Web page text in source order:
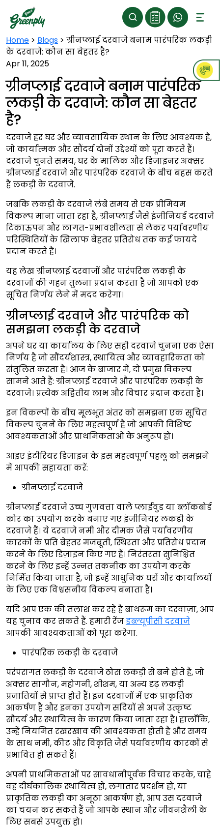
Home > Blogs > ग्रीनप्लाई दरवाजे बनाम पारंपरिक लकड़ी
के दरवाजे: कौन सा बेहतर है?
Apr 11, 2025
ग्रीनप्लाई दरवाजे बनाम पारंपरिक
लकड़ी के दरवाजे: कौन सा बेहतर
है?
दरवाजे हर घर और व्यावसायिक स्थान के लिए आवश्यक हैं,
जो कार्यात्मक और सौंदर्य दोनों उद्देश्यों को पूरा करते हैं।
दरवाजे चुनते समय, घर के मालिक और डिजाइनर अक्सर
ग्रीनप्लाई दरवाजे और पारंपरिक दरवाजे के बीच बहस करते
हैं लकड़ी के दरवाजे.
जबकि लकड़ी के दरवाजे लंबे समय से एक प्रीमियम
विकल्प माना जाता रहा है, ग्रीनप्लाई जैसे इंजीनियर्ड दरवाजे
टिकाऊपन और लागत-प्रभावशीलता से लेकर पर्यावरणीय
परिस्थितियों के खिलाफ बेहतर प्रतिरोध तक कई फायदे
प्रदान करते हैं।
यह लेख ग्रीनप्लाई दरवाजों और पारंपरिक लकड़ी के
दरवाजों की गहन तुलना प्रदान करता है जो आपको एक
सूचित निर्णय लेने में मदद करेगा।
ग्रीनप्लाई दरवाजे और पारंपरिक को
समझना लकड़ी के दरवाजे
अपने घर या कार्यालय के लिए सही दरवाजे चुनना एक ऐसा
निर्णय है जो सौंदर्यशास्त्र, स्थायित्व और व्यावहारिकता को
संतुलित करता है। आज के बाजार में, दो प्रमुख विकल्प
सामने आते हैं: ग्रीनप्लाई दरवाजे और पारंपरिक लकड़ी के
दरवाजे। प्रत्येक अद्वितीय लाभ और विचार प्रदान करता है।
इन विकल्पों के बीच मूलभूत अंतर को समझना एक सूचित
विकल्प चुनने के लिए महत्वपूर्ण है जो आपकी विशिष्ट
आवश्यकताओं और प्राथमिकताओं के अनुरूप हो।
आइए इंटीरियर डिज़ाइन के इस महत्वपूर्ण पहलू को समझने
में आपकी सहायता करें:
ग्रीनप्लाई दरवाजे
ग्रीनप्लाई दरवाजे उच्च गुणवत्ता वाले प्लाईवुड या ब्लॉकबोर्ड
कोर का उपयोग करके बनाए गए इंजीनियर लकड़ी के
दरवाजे हैं। ये दरवाजे नमी और दीमक जैसे पर्यावरणीय
कारकों के प्रति बेहतर मजबूती, स्थिरता और प्रतिरोध प्रदान
करने के लिए डिज़ाइन किए गए हैं। निरंतरता सुनिश्चित
करने के लिए इन्हें उन्नत तकनीक का उपयोग करके
निर्मित किया जाता है, जो इन्हें आधुनिक घरों और कार्यालयों
के लिए एक विश्वसनीय विकल्प बनाता है।
यदि आप एक की तलाश कर रहे हैं बाथरूम का दरवाज़ा, आप
यह चुनाव कर सकते हैं. हमारी रेंजडब्ल्यूपीसी दरवाजे
आपकी आवश्यकताओं को पूरा करेगा.
पारंपरिक लकड़ी के दरवाजे
परंपरागतलकड़ी के दरवाजेठोस लकड़ी से बने होते हैं, जो
अक्सर सागौन, महोगनी, शीशम, या अन्य दृढ़ लकड़ी
प्रजातियों से प्राप्त होते हैं। इन दरवाजों में एक प्राकृतिक
आकर्षण है और इनका उपयोग सदियों से अपने उत्कृष्ट
सौंदर्य और स्थायित्व के कारण किया जाता रहा है। हालाँकि,
उन्हें नियमित रखरखाव की आवश्यकता होती है और समय
के साथ नमी, कीट और विकृति जैसे पर्यावरणीय कारकों से
प्रभावित हो सकते हैं।
अपनी प्राथमिकताओं पर सावधानीपूर्वक विचार करके, चाहे
वह दीर्घकालिक स्थायित्व हो, लगातार प्रदर्शन हो, या
प्राकृतिक लकड़ी का अनूठा आकर्षण हो, आप उस दरवाजे
का चयन कर सकते हैं जो आपके स्थान और जीवनशैली के
लिए सबसे उपयुक्त हो।